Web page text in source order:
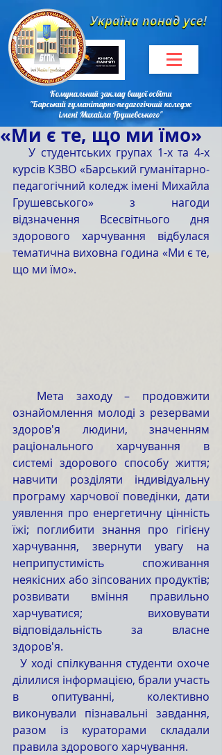
Комунальний заклад вищої освіти
"Барський гуманітарно-педагогічний коледж
імені Михайла Грушевського"
«Ми є те, що ми їмо»
курсів КЗВО «Барський гуманітарно-
педагогічний коледж імені Михайла
Грушевського» з нагоди
відзначення Всесвітнього дня
здорового харчування відбулася
тематична виховна година «Ми є те,
що ми їмо».
ознайомлення молоді з резервами
здоров'я людини, значенням
раціонального харчування в
системі здорового способу життя;
навчити розділяти індивідуальну
програму харчової поведінки, дати
уявлення про енергетичну цінність
їжі; поглибити знання про гігієну
харчування, звернути увагу на
неприпустимість споживання
неякісних або зіпсованих продуктів;
розвивати вміння правильно
харчуватися; виховувати
відповідальність за власне
здоров'я.
  У ході спілкування студенти охоче
ділилися інформацією, брали участь
в опитуванні, колективно
виконували пізнавальні завдання,
разом із кураторами складали
правила здорового харчування.